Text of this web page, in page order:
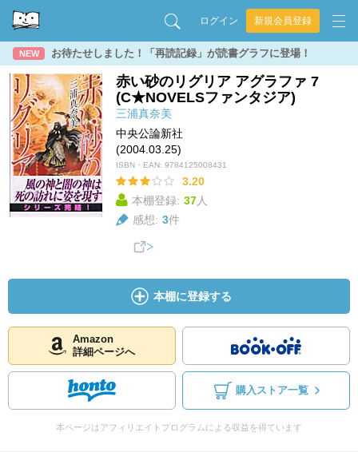
ログイン 新規会員登録
NEW お待たせしました！「再読記録」が読書グラフに登場！
赤い砂のリグリア アグラファ 7
(C★NOVELSファンタジア)
三浦真奈美
中央公論新社
(2004.03.25)
ISBN・EAN: 9784125008431
3.20
本棚登録: 37人
感想: 3件
本棚に登録する
Amazon
詳細ページへ
購入ストア一覧
本ページはアフィリエイトプログラムによる収益を得ています